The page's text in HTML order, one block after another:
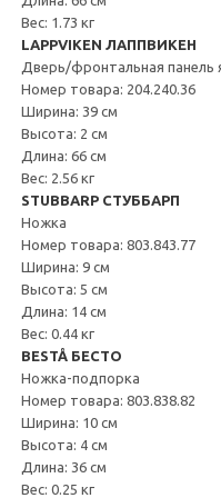
Вес: 1.73 кг
LAPPVIKEN ЛАППВИКЕН
Дверь/фронтальная панель
Номер товара: 204.240.36
Ширина: 39 см
Высота: 2 см
Длина: 66 см
Вес: 2.56 кг
STUBBARP СТУББАРП
Ножка
Номер товара: 803.843.77
Ширина: 9 см
Высота: 5 см
Длина: 14 см
Вес: 0.44 кг
BESTÅ БЕСТО
Ножка-подпорка
Номер товара: 803.838.82
Ширина: 10 см
Высота: 4 см
Длина: 36 см
Вес: 0.25 кг